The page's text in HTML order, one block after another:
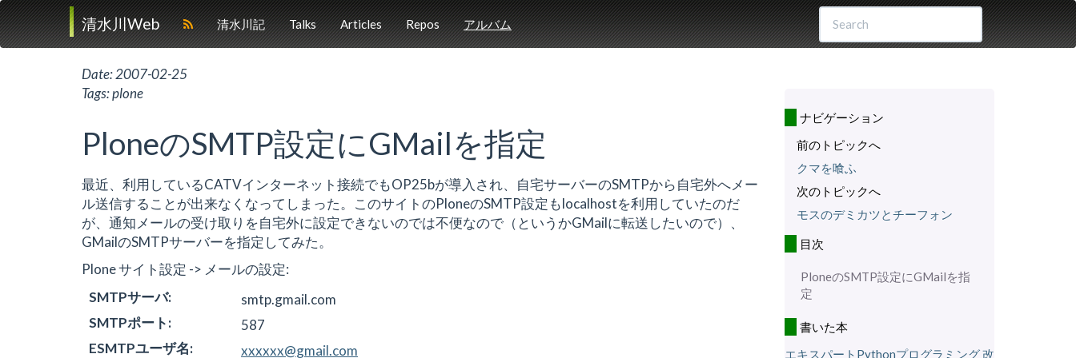
清水川Web 清水川記 Talks Articles Repos アルバム
Date:2007-02-25
Tags:plone
PloneのSMTP設定にGMailを指定
最近、利用しているCATVインターネット接続でもOP25bが導入され、自宅サーバーのSMTPから自宅外へメー
ル送信することが出来なくなってしまった。このサイトのPloneのSMTP設定もlocalhostを利用していたのだ
が、通知メールの受け取りを自宅外に設定できないのでは不便なので（というかGMailに転送したいので）、
GMailのSMTPサーバーを指定してみた。
Plone サイト設定 -> メールの設定:
SMTPサーバ:
smtp.gmail.com
SMTPポート:
587
ESMTPユーザ名: xxxxxx@gmail.com
ナビゲーション
前のトピックへ
クマを喰ふ
次のトピックへ
モスのデミカツとチーフォン
目次
PloneのSMTP設定にGMailを指
定
書いた本
エキスパートPythonプログラミング 改